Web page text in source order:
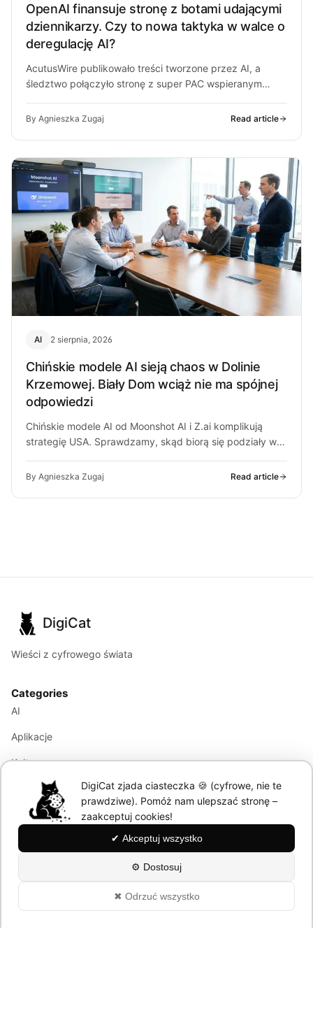
OpenAI finansuje stronę z botami udającymi
dziennikarzy. Czy to nowa taktyka w walce o
deregulację AI?
AcutusWire publikowało treści tworzone przez AI, a
śledztwo połączyło stronę z super PAC wspieranym
By Agnieszka Zugaj Read article
AI 2 sierpnia, 2026
Chińskie modele AI sieją chaos w Dolinie
Krzemowej. Biały Dom wciąż nie ma spójnej
odpowiedzi
Chińskie modele AI od Moonshot AI i Z.ai komplikują
strategię USA. Sprawdzamy, skąd biorą się podziały w
By Agnieszka Zugaj Read article
DigiCat
Wieści z cyfrowego świata
Categories
AI
Aplikacje
Kultura
Marketing
Modele językowe
About
Polityka Prywatności
DigiCat zjada ciasteczka 🍪 (cyfrowe, nie te
prawdziwe). Pomóż nam ulepszać stronę –
zaakceptuj cookies!
✔ Akceptuj wszystko
⚙ Dostosuj
✖ Odrzuć wszystko